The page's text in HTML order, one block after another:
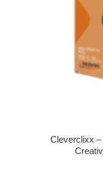
Cleverclixx